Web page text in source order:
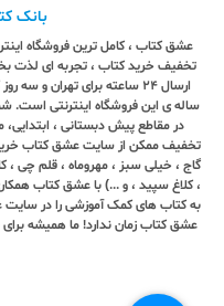
بانک
عشق کتاب ، کامل ترین فروشگاه
تخفیف خرید کتاب ، تجربه ای لذت
ارسال ٢٤ ساعته برای تهران
ساله ی این فروشگاه اینترنتی است.
در مقاطع پیش دبستانی ،
تخفیف ممکن از سایت عشق کتاب
گاج ، خیلی سبز ، مهروماه ، قلم چی ،
، کلاغ سپید ، و ...) با عشق کتاب
به کتاب های کمک آموزشی را در
عشق کتاب زمان ندارد! ما همیشه